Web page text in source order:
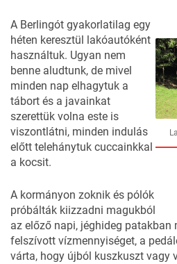
A Berlingót gyakorlatilag egy
héten keresztül lakóautóként
használtuk. Ugyan nem
benne aludtunk, de mivel
minden nap elhagytuk a
tábort és a javainkat
szerettük volna este is
viszontlátni, minden indulás
előtt telehánytuk cuccainkkal
a kocsit.
A kormányon zoknik és pólók
próbálták kiizzadni magukból
az előző napi, jéghideg patakban
felszívott vízmennyiséget, a
várta, hogy újból kuszkuszt vagy